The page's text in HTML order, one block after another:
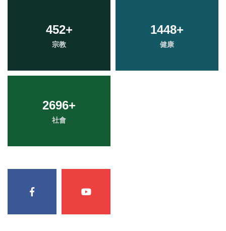
452+
宗教
1448+
健康
2696+
社會